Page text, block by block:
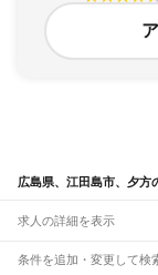
広島県、江田島市、夕方
求人の詳細を表示
条件を追加・変更して検